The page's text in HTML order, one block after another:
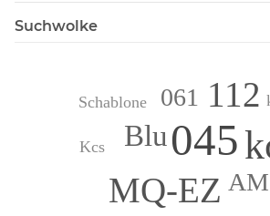
Suchwolke
045
MQ-EZ
112
Blu
061
Kcs
Schablone